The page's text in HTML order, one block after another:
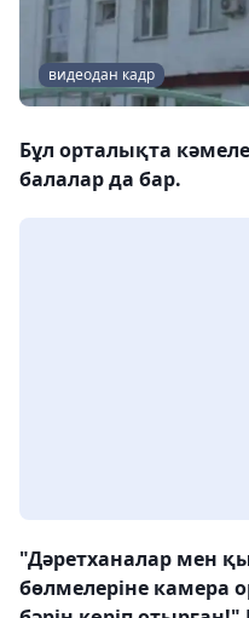
видеодан кадр
Бұл орталықта
балалар да бар.
"Дәретханалар мен
бөлмелеріне камера